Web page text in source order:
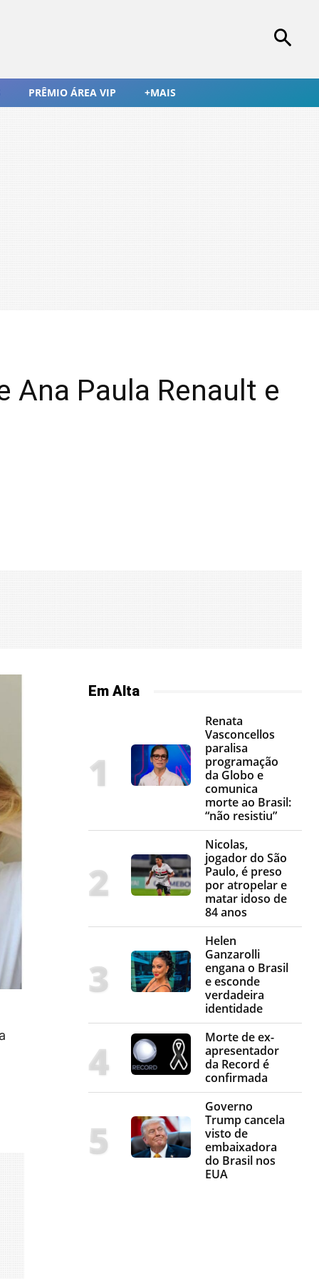
PRÊMIO ÁREA VIP +MAIS
Ana Paula Renault e
Em Alta
Renata
Vasconcellos
paralisa
programação
da Globo e
comunica
morte ao Brasil:
“não resistiu”
Nicolas,
jogador do São
Paulo, é preso
por atropelar e
matar idoso de
84 anos
Helen
Ganzarolli
engana o Brasil
e esconde
verdadeira
identidade
Morte de ex-
apresentador
da Record é
confirmada
Governo
Trump cancela
visto de
embaixadora
do Brasil nos
EUA